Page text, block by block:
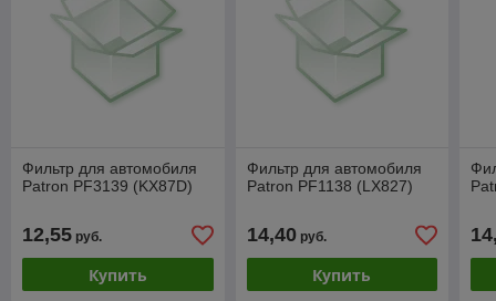
Фильтр для автомобиля
Patron PF3139 (KX87D)
12,55 руб.
Купить
Фильтр для автомобиля
Patron PF1138 (LX827)
14,40руб.
Купить